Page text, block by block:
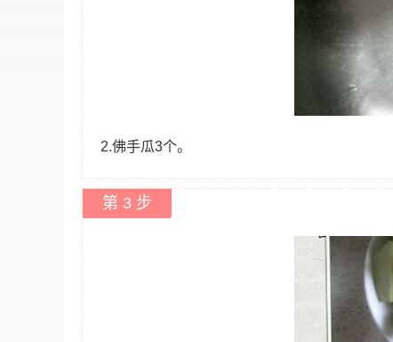
2.佛手瓜3个。
第 3 步